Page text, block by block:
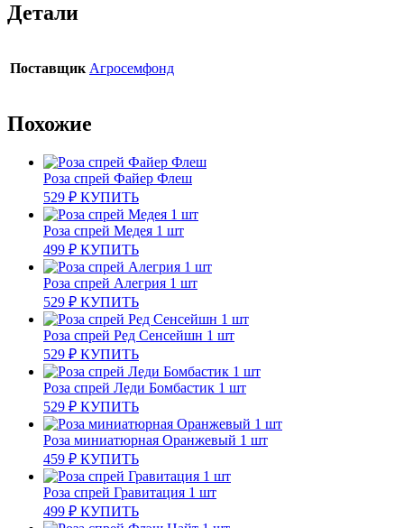
Детали
Поставщик Агросемфонд
Похожие
Роза спрей Файер Флеш
529 ₽ КУПИТЬ
Роза спрей Медея 1 шт
499 ₽ КУПИТЬ
Роза спрей Алегрия 1 шт
529 ₽ КУПИТЬ
Роза спрей Ред Сенсейшн 1 шт
529 ₽ КУПИТЬ
Роза спрей Леди Бомбастик 1 шт
529 ₽ КУПИТЬ
Роза миниатюрная Оранжевый 1 шт
459 ₽ КУПИТЬ
Роза спрей Гравитация 1 шт
499 ₽ КУПИТЬ